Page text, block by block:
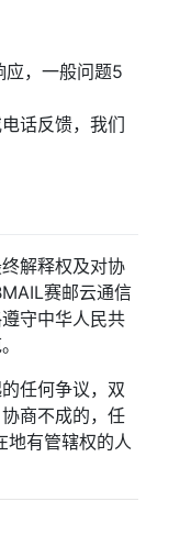
应，一般问题5
话反馈，我们
解释权及对协
赛邮云通信
守中华人民共
任何争议，双
商不成的，任
地有管辖权的人